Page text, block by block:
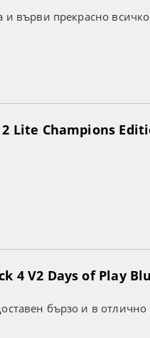
и върви прекрасно
Lite Champions
4 V2 Days of Play
бързо и в отлично